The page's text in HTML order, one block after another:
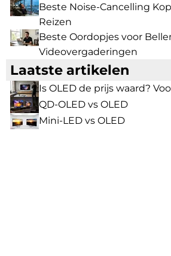
Beste Noise-Cancelling
Reizen
Beste Oordopjes voor
Videovergaderingen
Laatste artikelen
Is OLED de prijs waard?
QD-OLED vs OLED
Mini-LED vs OLED